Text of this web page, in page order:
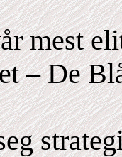
mest
– De